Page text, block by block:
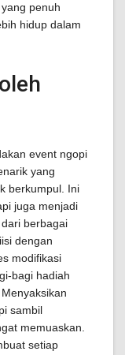
penuh
hidup dalam
event ngopi
yang
berkumpul. Ini
juga menjadi
berbagai
dengan
modifikasi
bagi hadiah
sambil
memuaskan.
setiap